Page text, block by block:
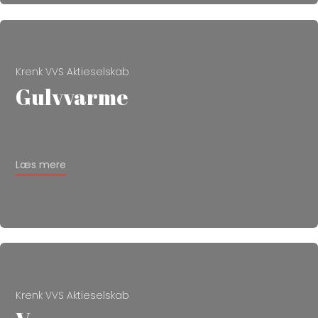
Krenk VVS Aktieselskab
Gulvvarme
Læs mere
Krenk VVS Aktieselskab